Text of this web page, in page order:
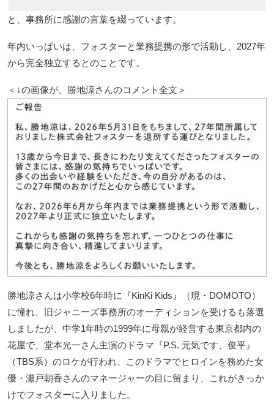
と、事務所に感謝の言葉を綴っています。
年内いっぱいは、フォスターと業務提携の形で活動し、2027年
から完全独立するとのことです。
＜↓の画像が、勝地涼さんのコメント全文＞
勝地涼さんは小学校6年時に『KinKi Kids』（現・DOMOTO）
に憧れ、旧ジャニーズ事務所のオーディションを受けるも落選
しましたが、中学1年時の1999年に母親が経営する東京都内の
花屋で、堂本光一さん主演のドラマ『P.S. 元気です、俊平』
（TBS系）のロケが行われ、このドラマでヒロインを務めた女
優・瀬戸朝香さんのマネージャーの目に留まり、これがきっか
けでフォスターに入りました。